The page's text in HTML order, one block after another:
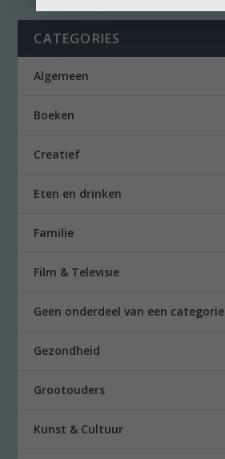
CATEGORIES
Algemeen
Boeken
Creatief
Eten en drinken
Familie
Film & Televisie
Geen onderdeel van een categorie
Gezondheid
Grootouders
Kunst & Cultuur